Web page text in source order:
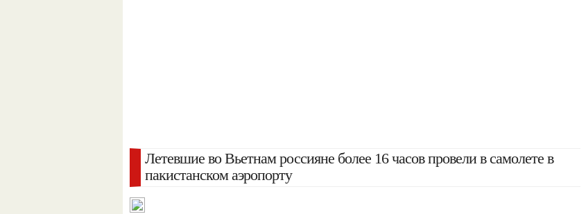
Летевшие во Вьетнам россияне более 16 часов провели в самолете в
пакистанском аэропорту